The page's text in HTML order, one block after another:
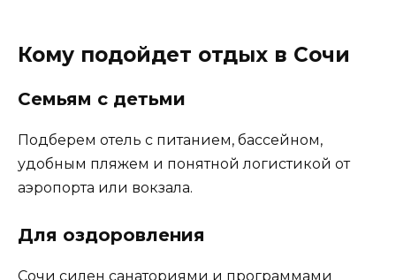
Кому подойдет отдых в Сочи
Семьям с детьми
Подберем отель с питанием, бассейном,
удобным пляжем и понятной логистикой от
аэропорта или вокзала.
Для оздоровления
Сочи силен санаториями и программами